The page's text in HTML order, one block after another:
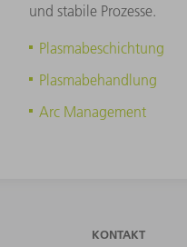
und stabile Prozesse.
Plasmabeschichtung
Plasmabehandlung
Arc Management
KONTAKT